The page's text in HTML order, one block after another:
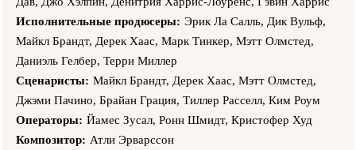
Пуччи, Бен Мартен, Хосе Суньига, Джон Бедфорд Ллойд, Зэк
Гренье, Пол МакКрейн, Брюс Олтмен, Нед Беллами, Челси
Росс, Брендан Секстон III, Чандра Уэст, Лоррейн Туссен,
Николь Ари Паркер, Келвин Харрисон, Карри Грэм, Холли
Дэйл, Уилл Яновиц, Гай Ферленд, Спенсер Гаррет, Имонн
Уолкер, Лорен Джерман, Дэна Эшбрук, Чарльз Бэйкер, Майкл
Трукко, Питер Джекобсон, Джон Турк, Барбара Ив Харрис,
Исполнительные продюсеры: Эрик Ла Салль, Дик Вульф,
Майкл Брандт, Дерек Хаас, Марк Тинкер, Мэтт Олмстед,
Даниэль Гелбер, Терри Миллер
Сценаристы: Майкл Брандт, Дерек Хаас, Мэтт Олмстед,
Джэми Пачино, Брайан Грация, Тиллер Расселл, Ким Роум
Операторы: Йамес Зуcал, Ронн Шмидт, Кристофер Худ
Композитор: Атли Эрварссон